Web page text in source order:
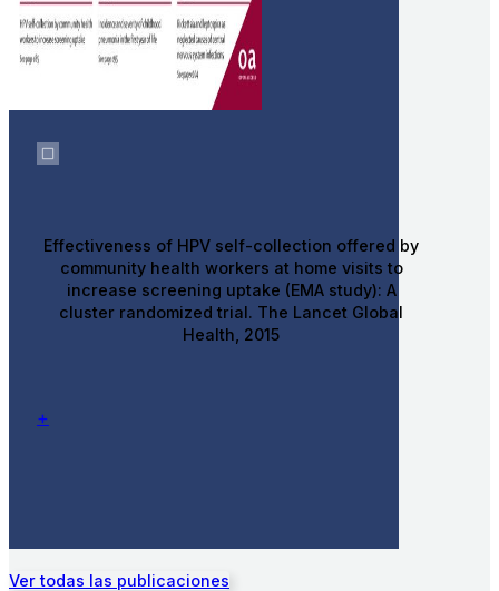
Effectiveness of HPV self-collection offered by
community health workers at home visits to
increase screening uptake (EMA study): A
cluster randomized trial. The Lancet Global
Health, 2015
+
Ver todas las publicaciones